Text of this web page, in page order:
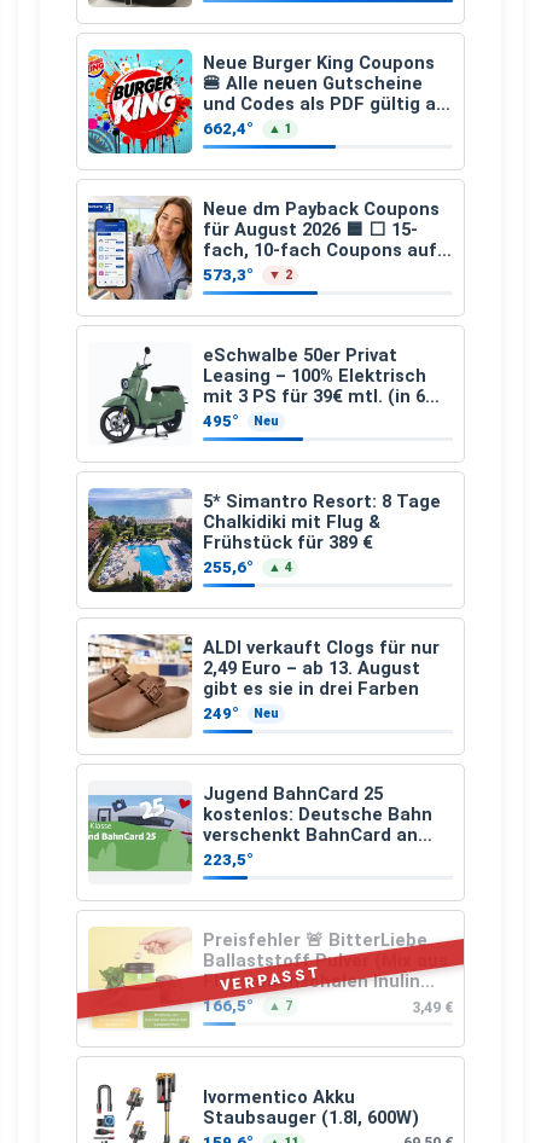
Neue Burger King Coupons
🍔 Alle neuen Gutscheine
und Codes als PDF gültig ab
25.07.2026 bis 04.09.2026
662,4° ▲ 1
Neue dm Payback Coupons
für August 2026 🟦 ⬜ 15-
fach, 10-fach Coupons auf
den gesamten Einkauf ab 2
€
573,3° ▼ 2
eSchwalbe 50er Privat
Leasing – 100% Elektrisch
mit 3 PS für 39€ mtl. (in 6
schicken Farben LF: 0.43, 36
Monate, Bereitstellung:
159,00 €, 2.500 km/Jahr)
495° Neu
5* Simantro Resort: 8 Tage
Chalkidiki mit Flug &
Frühstück für 389 €
255,6° ▲ 4
ALDI verkauft Clogs für nur
2,49 Euro – ab 13. August
gibt es sie in drei Farben
249° Neu
Jugend BahnCard 25
kostenlos: Deutsche Bahn
verschenkt BahnCard an
Kinder und Jugendliche
223,5°
VERPASST
Preisfehler 🚨 BitterLiebe
Ballaststoff Pulver (Mix aus
Flohsamenschalen Inulin
(Präbiotika) Leinsamen &
Apfelfaser)
166,5° ▲ 7 3,49 €
Ivormentico Akku
Staubsauger (1.8l, 600W)